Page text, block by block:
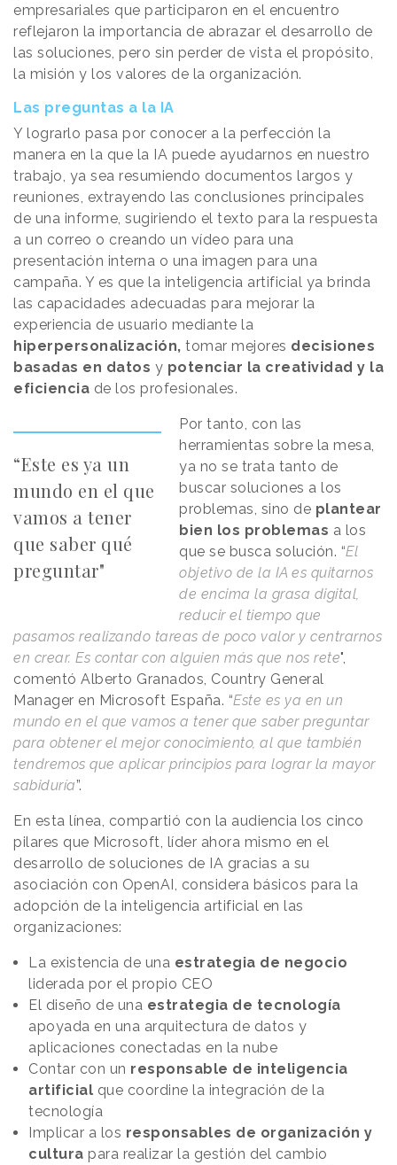
empresariales que participaron en el encuentro
reflejaron la importancia de abrazar el desarrollo de
las soluciones, pero sin perder de vista el propósito,
la misión y los valores de la organización.
Las preguntas a la IA
Y lograrlo pasa por conocer a la perfección la
manera en la que la IA puede ayudarnos en nuestro
trabajo, ya sea resumiendo documentos largos y
reuniones, extrayendo las conclusiones principales
de una informe, sugiriendo el texto para la respuesta
a un correo o creando un vídeo para una
presentación interna o una imagen para una
campaña. Y es que la inteligencia artificial ya brinda
las capacidades adecuadas para mejorar la
experiencia de usuario mediante la
hiperpersonalización, tomar mejores decisiones
basadas en datos y potenciar la creatividad y la
eficiencia de los profesionales.
“Este es ya un
mundo en el que
vamos a tener
que saber qué
preguntar"
Por tanto, con las
herramientas sobre la mesa,
ya no se trata tanto de
buscar soluciones a los
problemas, sino de plantear
bien los problemas a los
que se busca solución. “El
objetivo de la IA es quitarnos
de encima la grasa digital,
reducir el tiempo que
pasamos realizando tareas de poco valor y centrarnos
en crear. Es contar con alguien más que nos rete",
comentó Alberto Granados, Country General
Manager en Microsoft España. “Este es ya en un
mundo en el que vamos a tener que saber preguntar
para obtener el mejor conocimiento, al que también
tendremos que aplicar principios para lograr la mayor
sabiduría”.
En esta línea, compartió con la audiencia los cinco
pilares que Microsoft, líder ahora mismo en el
desarrollo de soluciones de IA gracias a su
asociación con OpenAI, considera básicos para la
adopción de la inteligencia artificial en las
organizaciones:
La existencia de una estrategia de negocio
liderada por el propio CEO
El diseño de una estrategia de tecnología
apoyada en una arquitectura de datos y
aplicaciones conectadas en la nube
Contar con un responsable de inteligencia
artificial que coordine la integración de la
tecnología
Implicar a los responsables de organización y
cultura para realizar la gestión del cambio